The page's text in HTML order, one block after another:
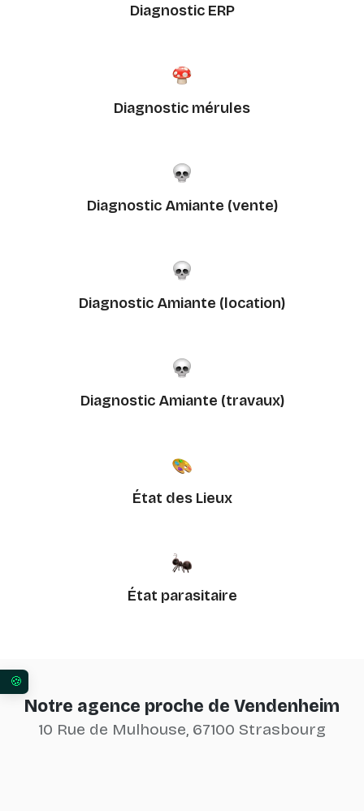
Diagnostic ERP
Diagnostic mérules
Diagnostic Amiante (vente)
Diagnostic Amiante (location)
Diagnostic Amiante (travaux)
État des Lieux
État parasitaire
Notre agence proche de Vendenheim
10 Rue de Mulhouse, 67100 Strasbourg